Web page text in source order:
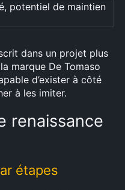
potentiel de maintien
dans un projet plus
marque De Tomaso
d’exister à côté
à les imiter.
renaissance
étapes